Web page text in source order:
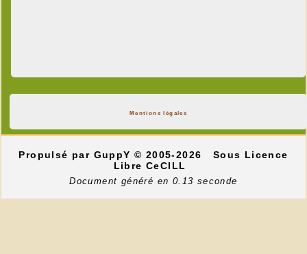
Mentions légales
Propulsé par GuppY© 2005-2026
Sous Licence
Libre CeCILL
Document généré en 0.13 seconde